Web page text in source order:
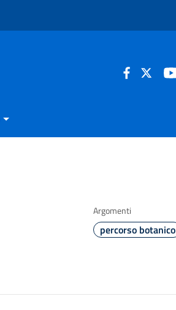
Argomenti
percorso botanico